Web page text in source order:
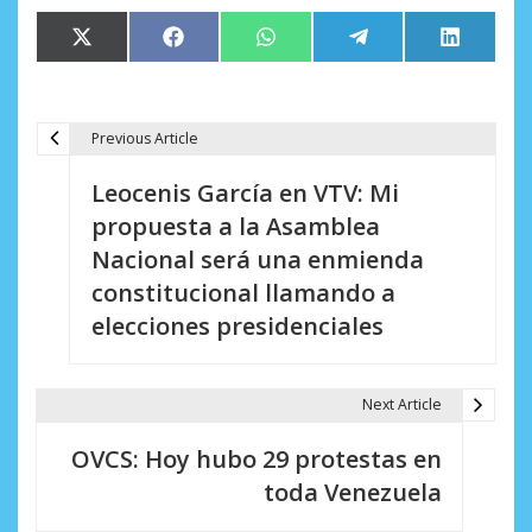
Compartir
en
X
(Twitter)
Compartir
en
Facebook Compartir
en
WhatsApp Compartir
en
Telegram
en
LinkedIn
Previous Article
Leocenis García en VTV: Mi
propuesta a la Asamblea
Nacional será una enmienda
constitucional llamando a
elecciones presidenciales
Next Article
OVCS: Hoy hubo 29 protestas en
toda Venezuela